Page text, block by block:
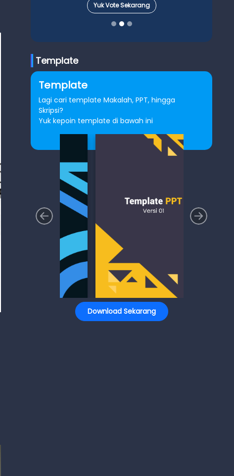
Yuk Vote Sekarang
Template
Template
Lagi cari template Makalah, PPT, hingga
Skripsi?
Yuk kepoin template di bawah ini
Download Sekarang